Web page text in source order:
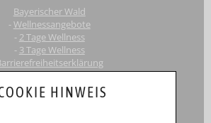
Bayerischer Wald
-Wellnessangebote
- 2 Tage Wellness
- 3 Tage Wellness
Amtsgericht Passau
HINWEIS